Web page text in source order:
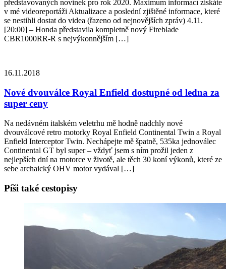
představovaných novinek pro rok 2020. Maximum informací získáte
v mé videoreportáži Aktualizace a poslední zjištěné informace, které
se nestihli dostat do videa (řazeno od nejnovějších zpráv) 4.11.
[20:00] – Honda představila kompletně nový Fireblade
CBR1000RR-R s nejvýkonnějším […]
16.11.2018
Nové dvouválce Royal Enfield dostupné od ledna za
super ceny
Na nedávném italském veletrhu mě hodně nadchly nové
dvouválcové retro motorky Royal Enfield Continental Twin a Royal
Enfield Interceptor Twin. Nechápejte mě špatně, 535ka jednoválec
Continental GT byl super – vždyť jsem s ním prožil jeden z
nejlepších dní na motorce v životě, ale těch 30 koní výkonů, které ze
sebe archaický OHV motor vydával […]
Píši také cestopisy